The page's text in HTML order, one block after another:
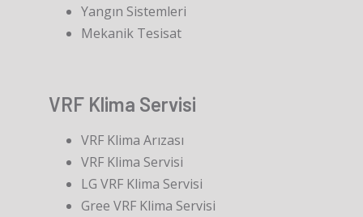
Yangın Sistemleri
Mekanik Tesisat
VRF Klima Servisi
VRF Klima Arızası
VRF Klima Servisi
LG VRF Klima Servisi
Gree VRF Klima Servisi